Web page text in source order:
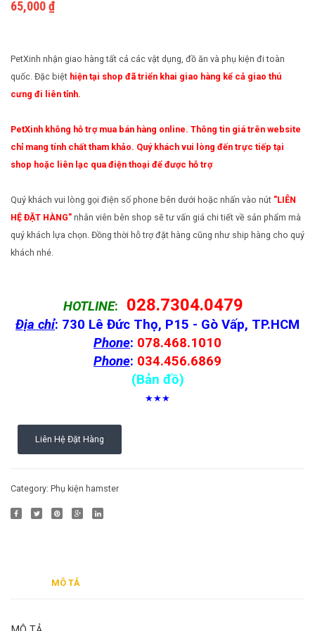
Cách nuôi chim cảnh
Nuôi
Màu
65,000₫
PetXinh nhận giao hàng tất cả các vật dụng, đồ ăn và phụ kiện đi toàn
quốc. Đặc biệt hiện tại shop đã triển khai giao hàng kể cả giao thú
cưng đi liên tỉnh.
PetXinh không hỗ trợ mua bán hàng online. Thông tin giá trên website
chỉ mang tính chất tham khảo. Quý khách vui lòng đến trực tiếp tại
shop hoặc liên lạc qua điện thoại để được hỗ trợ
Quý khách vui lòng gọi điện số phone bên dưới hoặc nhấn vào nút "LIÊN
HỆ ĐẶT HÀNG" nhân viên bên shop sẽ tư vấn giá chi tiết về sản phẩm mà
quý khách lựa chọn. Đồng thời hỗ trợ đặt hàng cũng như ship hàng cho quý
khách nhé.
HOTLINE: 028.7304.0479
Địa chỉ: 730 Lê Đức Thọ, P15 - Gò Vấp, TP.HCM
Phone: 078.468.1010
Phone: 034.456.6869
(Bản đồ)
★★★
Liên Hệ Đặt Hàng
Category: Phụ kiện hamster
MÔ TẢ